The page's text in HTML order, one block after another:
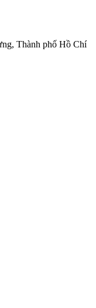
Thành phố Hồ Chí